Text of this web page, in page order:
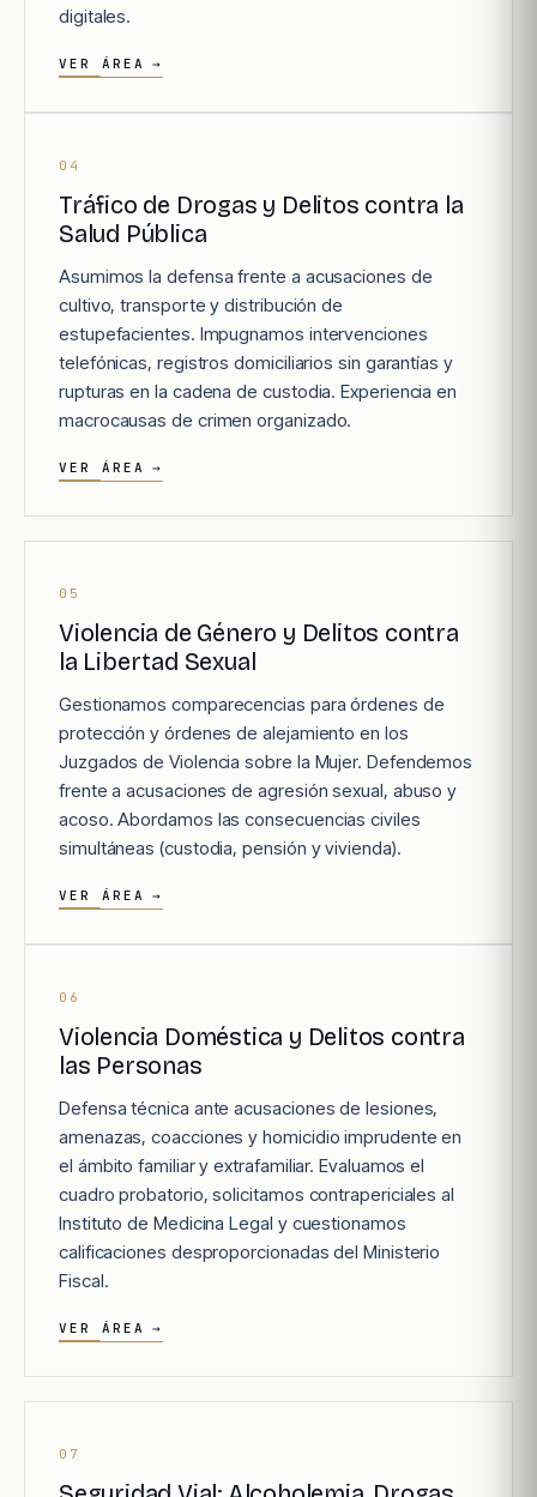
digitales.
VER ÁREA →
04
Tráfico de Drogas y Delitos contra la
Salud Pública
Asumimos la defensa frente a acusaciones de
cultivo, transporte y distribución de
estupefacientes. Impugnamos intervenciones
telefónicas, registros domiciliarios sin garantías y
rupturas en la cadena de custodia. Experiencia en
macrocausas de crimen organizado.
VER ÁREA →
05
Violencia de Género y Delitos contra
la Libertad Sexual
Gestionamos comparecencias para órdenes de
protección y órdenes de alejamiento en los
Juzgados de Violencia sobre la Mujer. Defendemos
frente a acusaciones de agresión sexual, abuso y
acoso. Abordamos las consecuencias civiles
simultáneas (custodia, pensión y vivienda).
VER ÁREA →
06
Violencia Doméstica y Delitos contra
las Personas
Defensa técnica ante acusaciones de lesiones,
amenazas, coacciones y homicidio imprudente en
el ámbito familiar y extrafamiliar. Evaluamos el
cuadro probatorio, solicitamos contrapericiales al
Instituto de Medicina Legal y cuestionamos
calificaciones desproporcionadas del Ministerio
Fiscal.
VER ÁREA →
07